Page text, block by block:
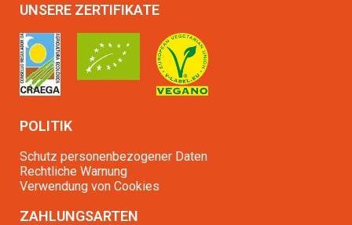
UNSERE ZERTIFIKATE
POLITIK
Schutz personenbezogener Daten
Rechtliche Warnung
Verwendung von Cookies
ZAHLUNGSARTEN